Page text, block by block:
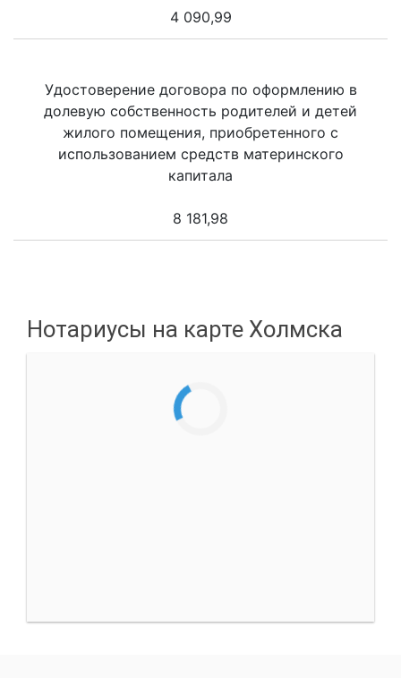
4 090,99
Удостоверение договора по оформлению в
долевую собственность родителей и детей
жилого помещения, приобретенного с
использованием средств материнского
капитала
8 181,98
Нотариусы на карте Холмска